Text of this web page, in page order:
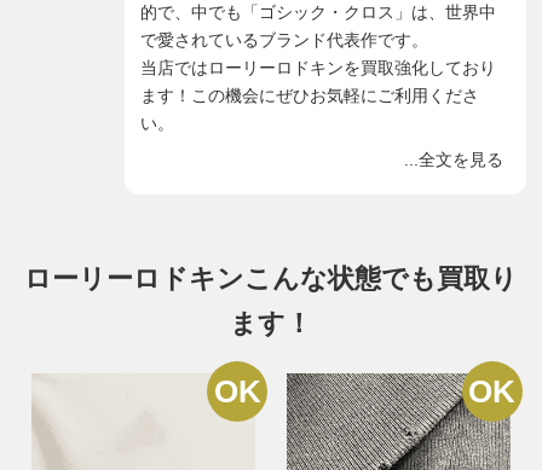
的で、中でも「ゴシック・クロス」は、世界中
で愛されているブランド代表作です。
当店ではローリーロドキンを買取強化しており
ます！この機会にぜひお気軽にご利用くださ
い。
...全文を見る
ローリーロドキンこんな状態でも買取り
ます！